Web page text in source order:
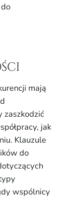
mają
zaszkodzić
jak
Klauzule
do
wspólnicy